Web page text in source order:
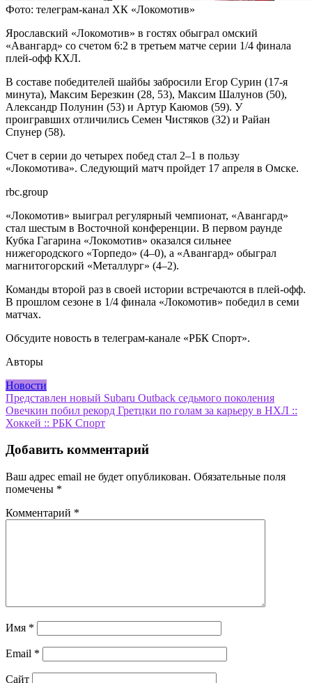
Фото: телеграм-канал ХК «Локомотив»
Ярославский «Локомотив» в гостях обыграл омский
«Авангард» со счетом 6:2 в третьем матче серии 1/4 финала
плей-офф КХЛ.
В составе победителей шайбы забросили Егор Сурин (17-я
минута), Максим Березкин (28, 53), Максим Шалунов (50),
Александр Полунин (53) и Артур Каюмов (59). У
проигравших отличились Семен Чистяков (32) и Райан
Спунер (58).
Счет в серии до четырех побед стал 2–1 в пользу
«Локомотива». Следующий матч пройдет 17 апреля в Омске.
rbc.group
«Локомотив» выиграл регулярный чемпионат, «Авангард»
стал шестым в Восточной конференции. В первом раунде
Кубка Гагарина «Локомотив» оказался сильнее
нижегородского «Торпедо» (4–0), а «Авангард» обыграл
магнитогорский «Металлург» (4–2).
Команды второй раз в своей истории встречаются в плей-офф.
В прошлом сезоне в 1/4 финала «Локомотив» победил в семи
матчах.
Обсудите новость в телеграм-канале «РБК Спорт».
Авторы
Новости
Навигация
по
Представлен новый Subaru Outback седьмого поколения
Овечкин побил рекорд Гретцки по голам за карьеру в НХЛ ::
Хоккей :: РБК Спорт
Добавить комментарий
Ваш адрес email не будет опубликован. Обязательные поля
помечены *
Комментарий *
Имя *
Email *
Сайт